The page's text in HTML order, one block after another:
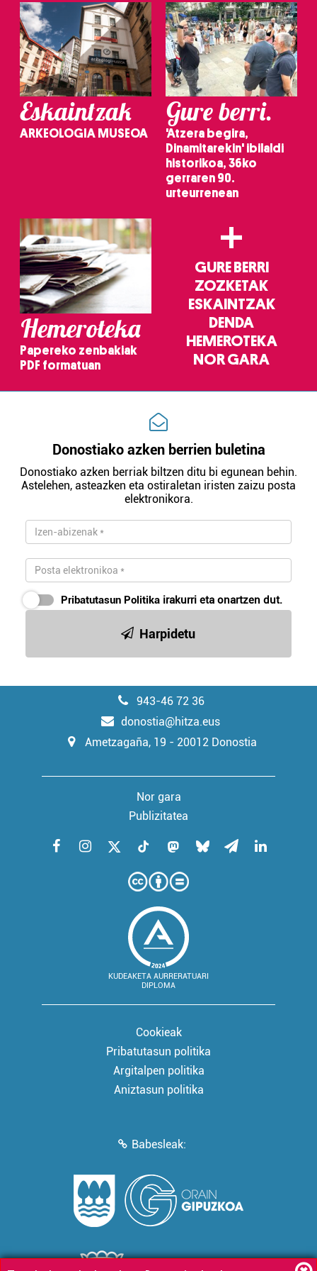
Eskaintzak
ARKEOLOGIA MUSEOA
Gure berri.
'Atzera begira,
Dinamitarekin' ibilaldi
historikoa, 36ko
gerraren 90.
urteurrenean
Hemeroteka
Papereko zenbakiak
PDF formatuan
+
GURE BERRI
ZOZKETAK
ESKAINTZAK
DENDA
HEMEROTEKA
NOR GARA
Donostiako azken berrien buletina
Donostiako azken berriak biltzen ditu bi egunean behin.
Astelehen, asteazken eta ostiraletan iristen zaizu posta
elektronikora.
Pribatutasun Politika irakurri eta onartzen dut.
Harpidetu
943-46 72 36
donostia@hitza.eus
Ametzagaña, 19 - 20012 Donostia
Nor gara
Publizitatea
KUDEAKETA AURRERATUARI
DIPLOMA
Cookieak
Pribatutasun politika
Argitalpen politika
Aniztasun politika
Babesleak: